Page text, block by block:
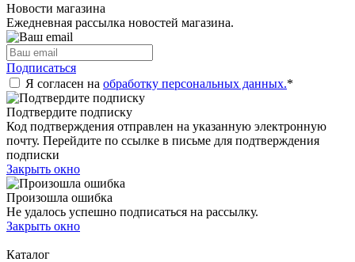
Новости магазина
Ежедневная рассылка новостей магазина.
Подписаться
Я согласен на обработку персональных данных.*
Подтвердите подписку
Код подтверждения отправлен на указанную электронную
почту. Перейдите по ссылке в письме для подтверждения
подписки
Закрыть окно
Произошла ошибка
Не удалось успешно подписаться на рассылку.
Закрыть окно
Каталог